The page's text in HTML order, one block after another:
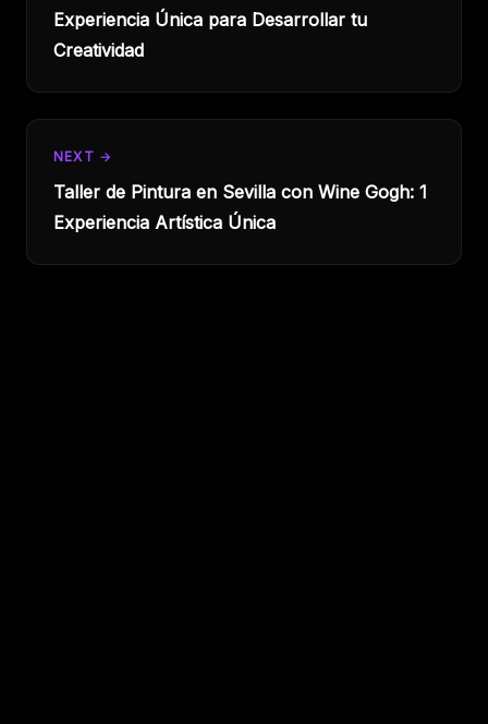
Experiencia Única para Desarrollar tu
Creatividad
NEXT →
Taller de Pintura en Sevilla con Wine Gogh: 1
Experiencia Artística Única